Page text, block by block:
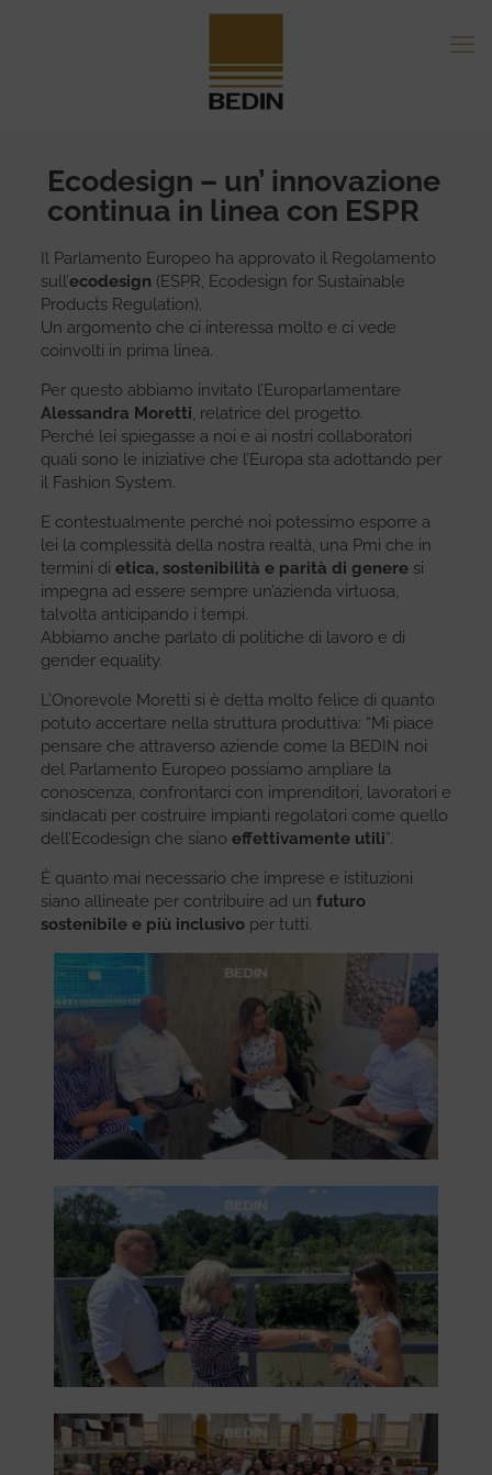
Ecodesign – un’ innovazione
continua in linea con ESPR
Il Parlamento Europeo ha approvato il Regolamento
sull’ecodesign (ESPR, Ecodesign for Sustainable
Products Regulation).
Un argomento che ci interessa molto e ci vede
coinvolti in prima linea.
Per questo abbiamo invitato l’Europarlamentare
Alessandra Moretti, relatrice del progetto.
Perché lei spiegasse a noi e ai nostri collaboratori
quali sono le iniziative che l’Europa sta adottando per
il Fashion System.
E contestualmente perché noi potessimo esporre a
lei la complessità della nostra realtà, una Pmi che in
termini di etica, sostenibilità e parità di generesi
impegna ad essere sempre un’azienda virtuosa,
talvolta anticipando i tempi.
Abbiamo anche parlato di politiche di lavoro e di
gender equality.
L’Onorevole Moretti si è detta molto felice di quanto
potuto accertare nella struttura produttiva: “Mi piace
pensare che attraverso aziende come la BEDIN noi
del Parlamento Europeo possiamo ampliare la
conoscenza, confrontarci con imprenditori, lavoratori e
sindacati per costruire impianti regolatori come quello
dell’Ecodesign che siano effettivamente utili”.
È quanto mai necessario che imprese e istituzioni
siano allineate per contribuire ad un futuro
sostenibile e più inclusivoper tutti.